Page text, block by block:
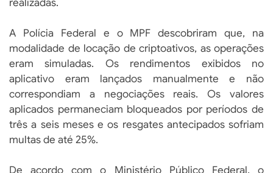
realizadas.
A Polícia Federal e o MPF descobriram que, na
modalidade de locação de criptoativos, as operações
eram simuladas. Os rendimentos exibidos no
aplicativo eram lançados manualmente e não
correspondiam a negociações reais. Os valores
aplicados permaneciam bloqueados por períodos de
três a seis meses e os resgates antecipados sofriam
multas de até 25%.
De acordo com o Ministério Público Federal, o